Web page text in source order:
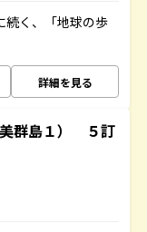
続く、「地球の歩
詳細を見る
群島１） ５訂